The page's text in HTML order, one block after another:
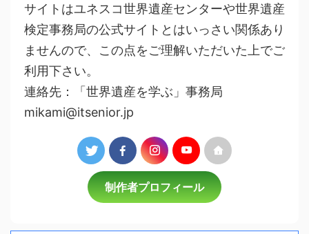
サイトはユネスコ世界遺産センターや世界遺産
検定事務局の公式サイトとはいっさい関係あり
ませんので、この点をご理解いただいた上でご
利用下さい。
連絡先：「世界遺産を学ぶ」事務局
mikami@itsenior.jp
制作者プロフィール